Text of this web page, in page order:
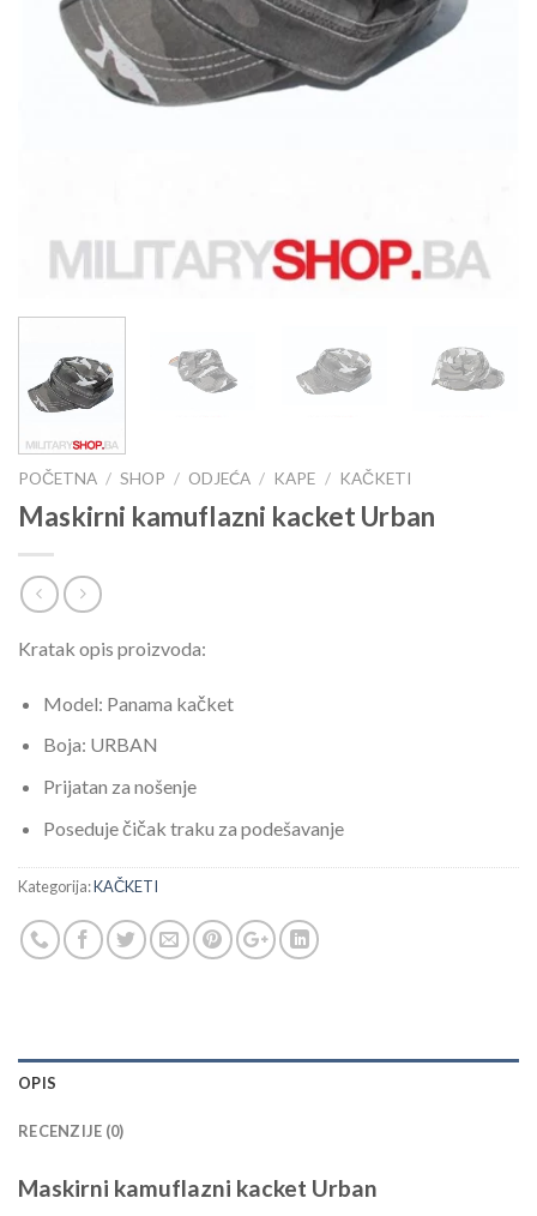
POČETNA / SHOP / ODJEĆA / KAPE / KAČKETI
Maskirni kamuflazni kacket Urban
Kratak opis proizvoda:
Model: Panama kačket
Boja: URBAN
Prijatan za nošenje
Poseduje čičak traku za podešavanje
Kategorija:KAČKETI
OPIS
RECENZIJE (0)
Maskirni kamuflazni kacket Urban